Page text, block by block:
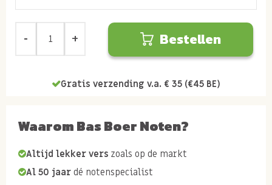
Bestellen
Gratis verzending v.a. € 35 (€45 BE)
Waarom Bas Boer Noten?
Altijd lekker vers zoals op de markt
Al 50 jaar dé notenspecialist